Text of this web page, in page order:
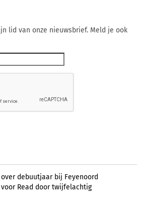
lid van onze nieuwsbrief. Meld je ook
debuutjaar bij Feyenoord
Read door twijfelachtig